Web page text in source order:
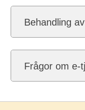
Behandling
Frågor om e-